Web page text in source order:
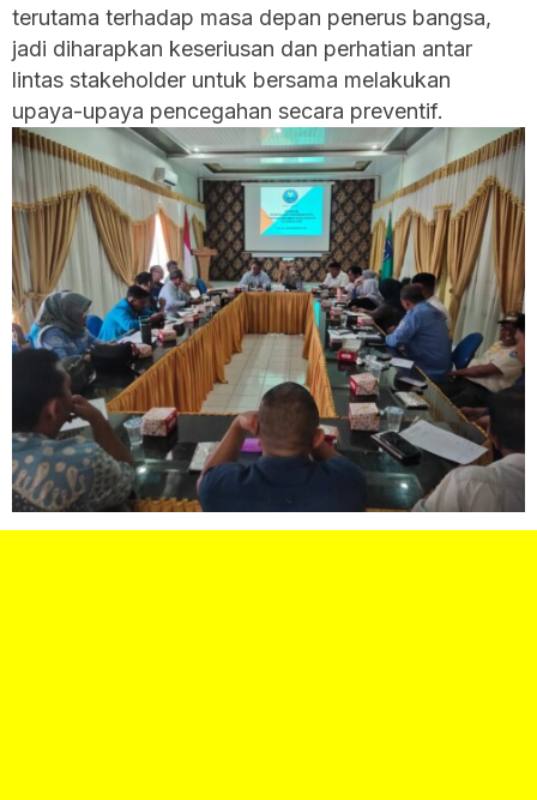
terutama terhadap masa depan penerus bangsa,
jadi diharapkan keseriusan dan perhatian antar
lintas stakeholder untuk bersama melakukan
upaya-upaya pencegahan secara preventif.